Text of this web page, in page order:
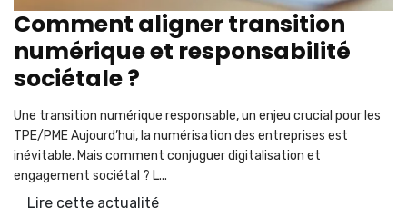
Comment aligner transition
numérique et responsabilité
sociétale ?
Une transition numérique responsable, un enjeu crucial pour les
TPE/PME Aujourd’hui, la numérisation des entreprises est
inévitable. Mais comment conjuguer digitalisation et
engagement sociétal ? L...
Lire cette actualité